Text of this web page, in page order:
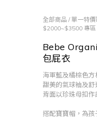
全部商品 /單一特價
$2000~$3500 專區
Bebe
包屁衣
海軍藍及橘棕色方
甜美的氣球袖及舒
背面以珍珠母扣作
搭配寶寶帽，為